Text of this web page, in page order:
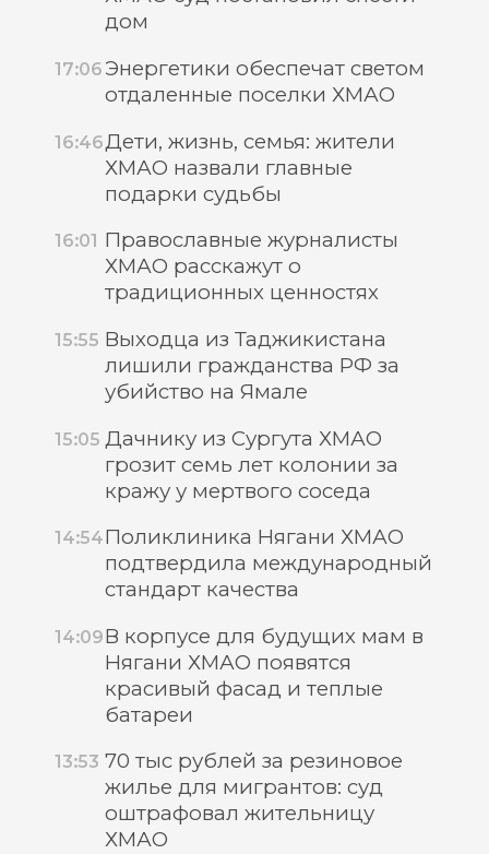
дом
17:06 Энергетики обеспечат светом
отдаленные поселки ХМАО
16:46Дети, жизнь, семья: жители
ХМАО назвали главные
подарки судьбы
16:01 Православные журналисты
ХМАО расскажут о
традиционных ценностях
15:55 Выходца из Таджикистана
лишили гражданства РФ за
убийство на Ямале
15:05 Дачнику из Сургута ХМАО
грозит семь лет колонии за
кражу у мертвого соседа
14:54Поликлиника Нягани ХМАО
подтвердила международный
стандарт качества
14:09В корпусе для будущих мам в
Нягани ХМАО появятся
красивый фасад и теплые
батареи
13:53 70 тыс рублей за резиновое
жилье для мигрантов: суд
оштрафовал жительницу
ХМАО